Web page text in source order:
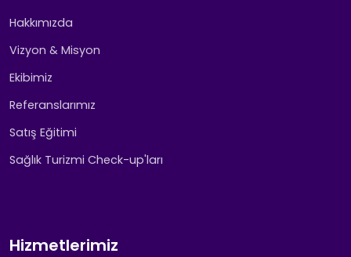
Hakkımızda
Vizyon & Misyon
Ekibimiz
Referanslarımız
Satış Eğitimi
Sağlık Turizmi Check-up'ları
Hizmetlerimiz